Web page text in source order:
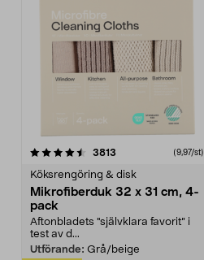
3813 (9,97/st)
Köksrengöring & disk
Mikrofiberduk 32 x 31 cm, 4-
pack
Aftonbladets "självklara favorit” i
test av d...
Utförande: Grå/beige
4.0av 5 stjärnor